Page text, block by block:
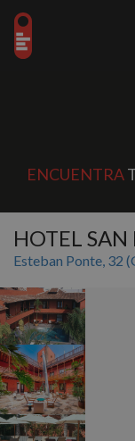
ENCUENTRA
HOTEL SAN
Esteban Ponte, 32